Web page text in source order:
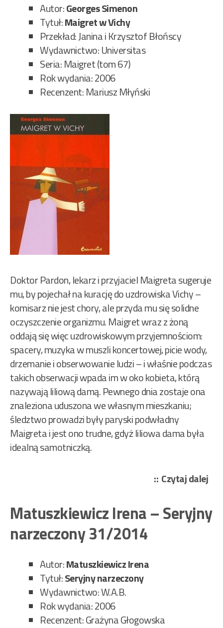
Autor:Georges Simenon
Tytuł:Maigret w Vichy
Przekład: Janina i Krzysztof Błońscy
Wydawnictwo: Universitas
Seria: Maigret (tom 67)
Rok wydania: 2006
Recenzent: Mariusz Młyński
Doktor Pardon, lekarz i przyjaciel Maigreta sugeruje
mu, by pojechał na kurację do uzdrowiska Vichy –
komisarz nie jest chory, ale przyda mu się solidne
oczyszczenie organizmu. Maigret wraz z żoną
oddają się więc uzdrowiskowym przyjemnościom:
spacery, muzyka w muszli koncertowej, picie wody,
drzemanie i obserwowanie ludzi – i właśnie podczas
takich obserwacji wpada im w oko kobieta, którą
nazywają liliową damą. Pewnego dnia zostaje ona
znaleziona uduszona we własnym mieszkaniu;
śledztwo prowadzi były paryski podwładny
Maigreta i jest ono trudne, gdyż liliowa dama była
idealną samotniczką.
Czytaj dalej
Matuszkiewicz Irena – Seryjny
narzeczony 31/2014
Autor:Matuszkiewicz Irena
Tytuł:Seryjny narzeczony
Wydawnictwo: W.A.B.
Rok wydania: 2006
Recenzent: Grażyna Głogowska